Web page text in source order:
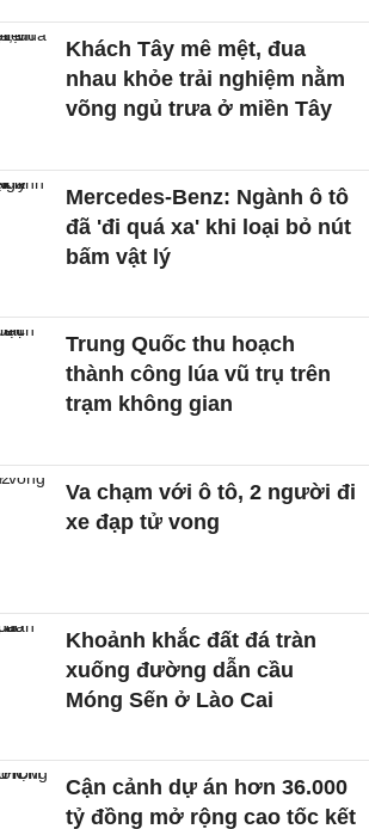
Khách Tây mê mệt, đua
nhau khỏe trải nghiệm nằm
võng ngủ trưa ở miền Tây
Mercedes-Benz: Ngành ô tô
đã 'đi quá xa' khi loại bỏ nút
bấm vật lý
Trung Quốc thu hoạch
thành công lúa vũ trụ trên
trạm không gian
Va chạm với ô tô, 2 người đi
xe đạp tử vong
Khoảnh khắc đất đá tràn
xuống đường dẫn cầu
Móng Sến ở Lào Cai
Cận cảnh dự án hơn 36.000
tỷ đồng mở rộng cao tốc kết